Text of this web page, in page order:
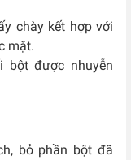
chày kết hợp với
mặt.
bột được nhuyễn
bỏ phần bột đã